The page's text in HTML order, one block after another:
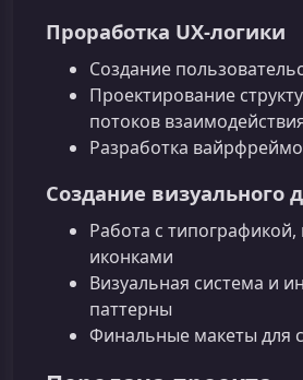
Проработка UX‑логики
Создание
Проектирование
потоков
Разработка
Создание визуального
Работа с
иконками
Визуальная система и
паттерны
Финальные макеты для